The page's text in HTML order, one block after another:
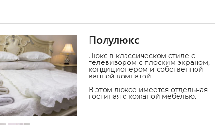
Полулюкс
Люкс в классическом стиле с
телевизором с плоским экраном,
кондиционером и собственной
ванной комнатой.
В этом люксе имеется отдельная
гостиная с кожаной мебелью.